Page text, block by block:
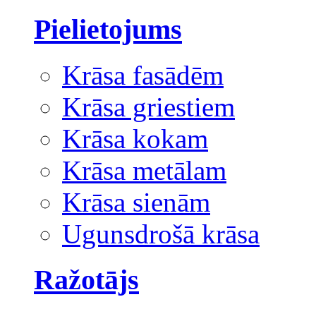
Pielietojums
Krāsa fasādēm
Krāsa griestiem
Krāsa kokam
Krāsa metālam
Krāsa sienām
Ugunsdrošā krāsa
Ražotājs